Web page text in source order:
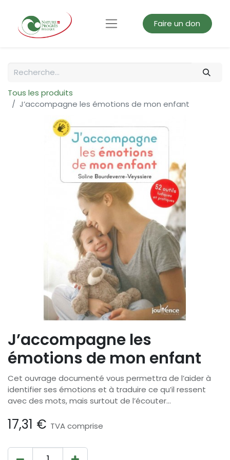
Faire un don
Tous les produits
J’accompagne les émotions de mon enfant
J’accompagne les
émotions de mon enfant
Cet ouvrage documenté vous permettra de l’aider à
identifier ses émotions et à traduire ce qu’il ressent
avec des mots, mais surtout de l’écouter...
17,31 € TVA comprise